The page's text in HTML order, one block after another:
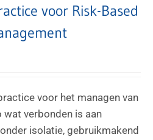
voor Risk-Based
voor het managen van
wat verbonden is aan
isolatie, gebruikmakend